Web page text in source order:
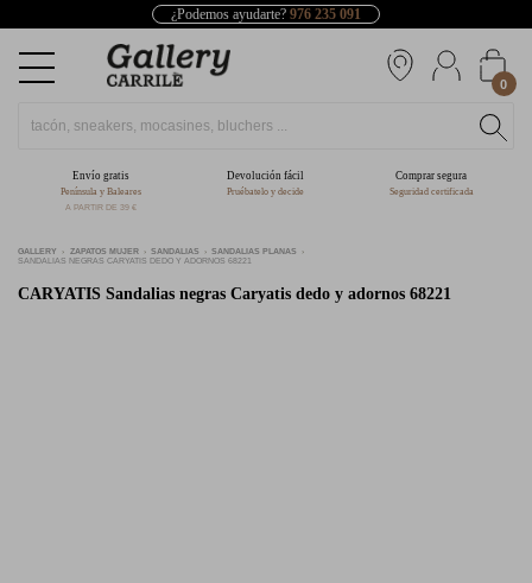
¿Podemos ayudarte? 976 235 091
0
Envío gratis
Península y Baleares
A PARTIR DE 39 €
Devolución fácil
Pruébatelo y decide
Comprar segura
Seguridad certificada
GALLERY ZAPATOS MUJER SANDALIAS
SANDALIAS PLANAS
SANDALIAS NEGRAS CARYATIS DEDO Y ADORNOS 68221
CARYATIS Sandalias negras Caryatis dedo y adornos 68221